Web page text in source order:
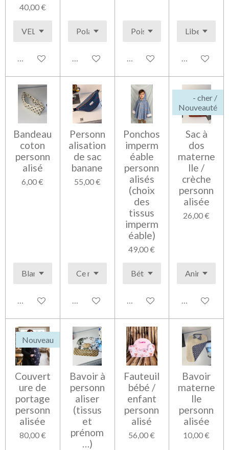
40,00 €
Voir les détails Voir les détails Voir les détails Voir les
Bandeau
coton
personn
alisé
6,00 €
Voir les détails
Personn
alisation
de sac
banane
55,00 €
Voir les détails
Ponchos
imperm
éable
personn
alisés
(choix
des
tissus
imperm
éable)
49,00 €
Voir les détails
- cher /
Nouveauté
Sac à
dos
materne
lle /
crèche
personn
alisée
26,00 €
Voir les
Nouveau
Couvert
ure de
portage
personn
alisée
80,00 €
Bavoir à
personn
aliser
(tissus
et
prénom
…)
Fauteuil
bébé /
enfant
personn
alisé
56,00 €
Bavoir
materne
lle
personn
alisée
10,00 €